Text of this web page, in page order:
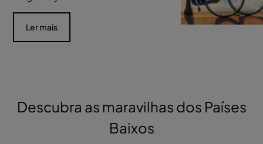
Ler mais
Descubra as maravilhas dos Países
Baixos